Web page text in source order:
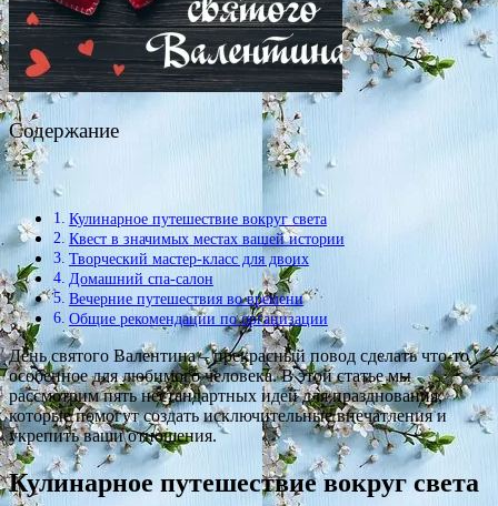
Содержание
Кулинарное путешествие вокруг света
Квест в значимых местах вашей истории
Творческий мастер-класс для двоих
Домашний спа-салон
Вечерние путешествия во времени
Общие рекомендации по организации
День святого Валентина – прекрасный повод сделать что-то
особенное для любимого человека. В этой статье мы
рассмотрим пять нестандартных идей для празднования,
которые помогут создать исключительные впечатления и
укрепить ваши отношения.
Кулинарное путешествие вокруг света